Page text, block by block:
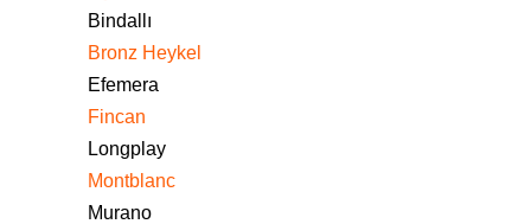
Bindallı
Bronz Heykel
Efemera
Fincan
Longplay
Montblanc
Murano